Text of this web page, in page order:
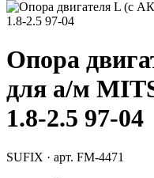
Опора
для а/м
1.8-2.5 97-04
SUFIX · арт. FM-4471